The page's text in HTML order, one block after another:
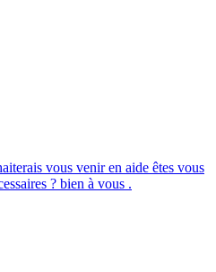
vous venir en aide êtes vous
? bien à vous .